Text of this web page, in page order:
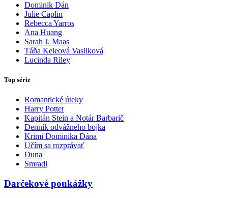
Dominik Dán
Julie Caplin
Rebecca Yarros
Ana Huang
Sarah J. Maas
Táňa Keleová Vasilková
Lucinda Riley
Top série
Romantické úteky
Harry Potter
Kapitán Stein a Notár Barbarič
Denník odvážneho bojka
Krimi Dominika Dána
Učím sa rozprávať
Duna
Smradi
Darčekové poukážky